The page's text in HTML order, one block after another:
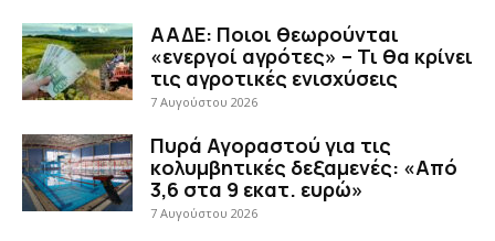
ΑΑΔΕ: Ποιοι θεωρούνται
«ενεργοί αγρότες» – Τι θα κρίνει
τις αγροτικές ενισχύσεις
7 Αυγούστου 2026
Πυρά Αγοραστού για τις
κολυμβητικές δεξαμενές: «Από
3,6 στα 9 εκατ. ευρώ»
7 Αυγούστου 2026